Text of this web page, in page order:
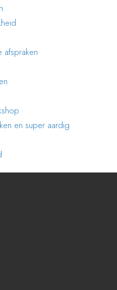
afspraken
en super aardig